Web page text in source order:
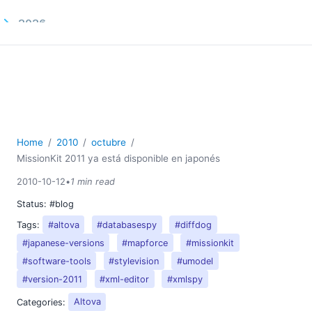
2026
2019
2018
2017
2016
2015
2014
2013
2012
2011
2010
Home 2010
octubre
MissionKit 2011 ya está disponible en japonés
2010-10-12•1 min read
Status: #blog
Tags:
#altova #databasespy
#diffdog
#japanese-versions
#mapforce
#missionkit
#software-tools
#stylevision
#umodel
#version-2011
#xml-editor #xmlspy
Categories: Altova